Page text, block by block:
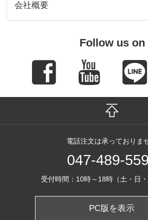
会社概要
Follow us on
電話注文は承っておりま
047-489-
受付時間：10時～18時（土・日
PC版を表示